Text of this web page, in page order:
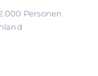
Personen